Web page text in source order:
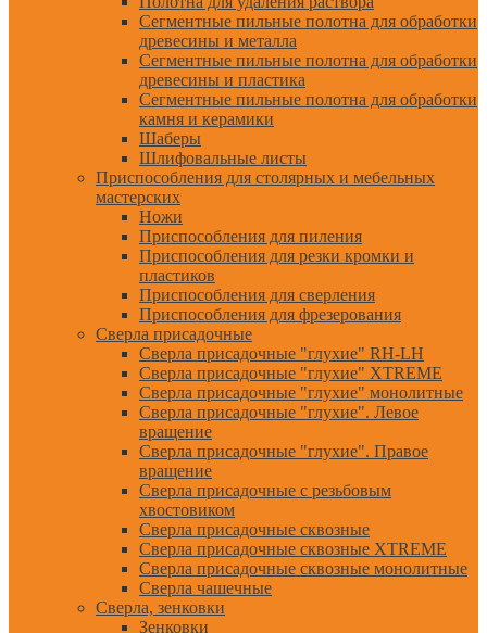
Сегментные пильные полотна для обработки
древесины и металла
Сегментные пильные полотна для обработки
древесины и пластика
Сегментные пильные полотна для обработки
камня и керамики
Шаберы
Шлифовальные листы
Приспособления для столярных и мебельных
мастерских
Ножи
Приспособления для пиления
Приспособления для резки кромки и
пластиков
Приспособления для сверления
Приспособления для фрезерования
Сверла присадочные
Сверла присадочные "глухие" RH-LH
Сверла присадочные "глухие" XTREME
Сверла присадочные "глухие" монолитные
Сверла присадочные "глухие". Левое
вращение
Сверла присадочные "глухие". Правое
вращение
Сверла присадочные с резьбовым
хвостовиком
Сверла присадочные сквозные
Сверла присадочные сквозные XTREME
Сверла присадочные сквозные монолитные
Сверла чашечные
Сверла, зенковки
Зенковки